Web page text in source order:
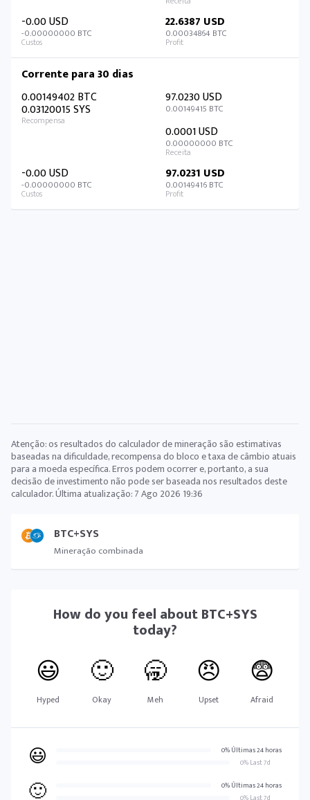
BTC+SYS
Mineração combinada
How do you feel aboutBTC+SYS
today?
😃
Hyped
🙂
Okay
🥱
Meh
😠
Upset
😨
Afraid
😃
0% Últimas 24 horas
0% Last 7d
🙂
0% Últimas 24 horas
0% Last 7d
-0.00 USD
-0.00000000 BTC
22.6387 USD
0.00034864 BTC
Corrente para 30 dias
0.00149402 BTC
0.03120015 SYS
97.0230 USD
0.00149415 BTC
0.0001 USD
0.00000000 BTC
-0.00 USD
-0.00000000 BTC
97.0231 USD
0.00149416 BTC
Atenção: os resultados do calculador de mineração são estimativas
baseadas na dificuldade, recompensa do bloco e taxa de câmbio atuais
para a moeda específica. Erros podem ocorrer e, portanto, a sua
decisão de investimento não pode ser baseada nos resultados deste
calculador. Última atualização:7 Ago 2026 19:36